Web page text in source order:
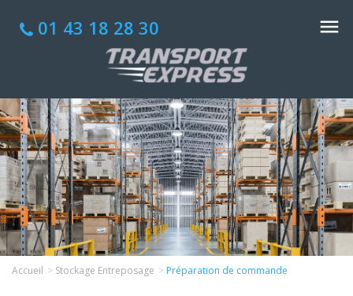
01 43 18 28 30
Accueil Stockage Entreposage Préparation de commande